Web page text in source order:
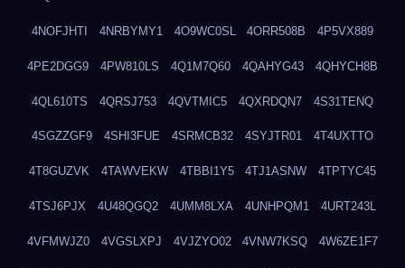
4NOFJHTI 4NRBYMY1 4O9WC0SL 4ORR508B 4P5VX889
4PE2DGG9 4PW810LS 4Q1M7Q60 4QAHYG43 4QHYCH8B
4QL610TS 4QRSJ753 4QVTMIC5 4QXRDQN7 4S31TENQ
4SGZZGF9 4SHI3FUE 4SRMCB32 4SYJTR01 4T4UXTTO
4T8GUZVK 4TAWVEKW 4TBBI1Y5 4TJ1ASNW 4TPTYC45
4TSJ6PJX 4U48QGQ2 4UMM8LXA 4UNHPQM1 4URT243L
4VFMWJZ0 4VGSLXPJ 4VJZYO02 4VNW7KSQ 4W6ZE1F7